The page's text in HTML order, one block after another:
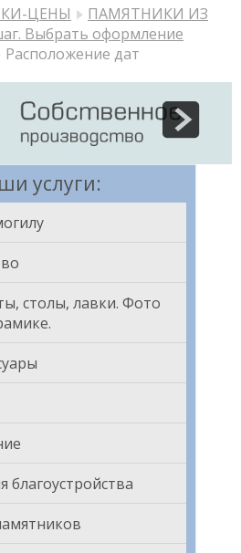
ЦЕНЫ
ПАМЯТНИКИ ИЗ
Выбрать оформление
Расположение дат
услуги:
столы, лавки. Фото
благоустройства